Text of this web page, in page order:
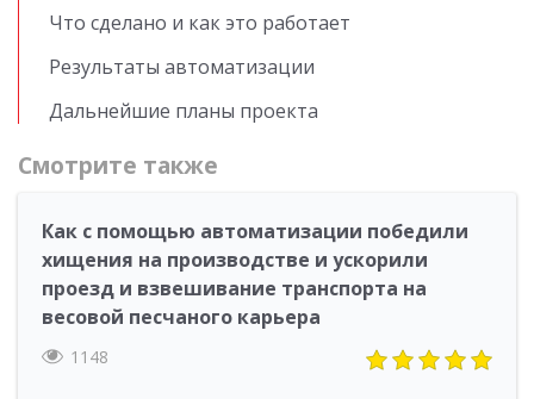
Что сделано и как это работает
Результаты автоматизации
Дальнейшие планы проекта
Смотрите также
Как с помощью автоматизации победили
хищения на производстве и ускорили
проезд и взвешивание транспорта на
весовой песчаного карьера
1148